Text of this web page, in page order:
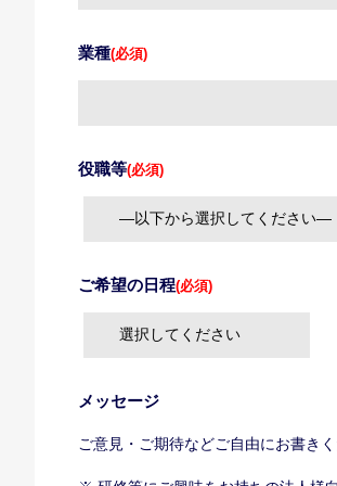
業種(必須)
役職等(必須)
ご希望の日程(必須)
メッセージ
ご意見・ご期待などご自由にお書きく